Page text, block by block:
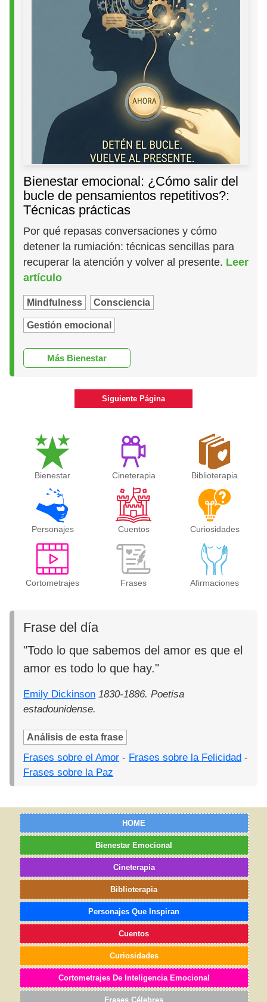
Bienestar emocional: ¿Cómo salir del
bucle de pensamientos repetitivos?:
Técnicas prácticas
Por qué repasas conversaciones y cómo
detener la rumiación: técnicas sencillas para
recuperar la atención y volver al presente. Leer
artículo
Mindfulness Consciencia
Gestión emocional
Más Bienestar
Siguiente Página
Bienestar Cineterapia Biblioterapia
Personajes Cuentos Curiosidades
Cortometrajes Frases Afirmaciones
Frase del día
"Todo lo que sabemos del amor es que el
amor es todo lo que hay."
Emily Dickinson 1830-1886. Poetisa
estadounidense.
Análisis de esta frase
Frases sobre el Amor - Frases sobre la Felicidad -
Frases sobre la Paz
HOME
Bienestar Emocional
Cineterapia
Biblioterapia
Personajes Que Inspiran
Cuentos
Curiosidades
Cortometrajes De Inteligencia Emocional
Frases Célebres